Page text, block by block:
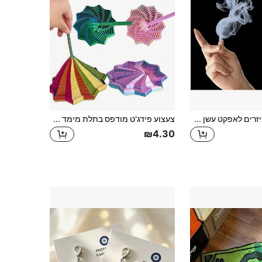
5/10 יחידות אביזרים לאפקט עשן קסום - ציוד למסיבת 1 באפריל. הגודל ללא סימון הוא גדול. אנא עיינו במדריך ובסרטון ההדרכה. צעצועי ביצועי פנטזיה משפחתיים להנאה על הבמה וציוד מסיבה חדשני. צעצוע פידג'ט מודפס בתלת מימד בצורת כוכב מצולע, מבנה מתקפל בתלת מימד, הקלה על לחץ באצבעות, צעצוע מרגיע אורקולי, קישוט לשולחן העבודה, מתנה לחג המולד, מתנת מסיבת יום הולדת, מתנה אידיאלית לחג
₪4.30